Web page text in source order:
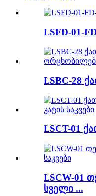
LSFD-01-
LSBC-28
LSCT-01
LSCW-01
სველი ...